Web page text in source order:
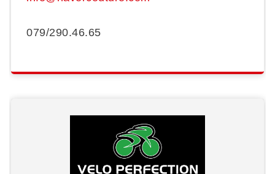
079/290.46.65